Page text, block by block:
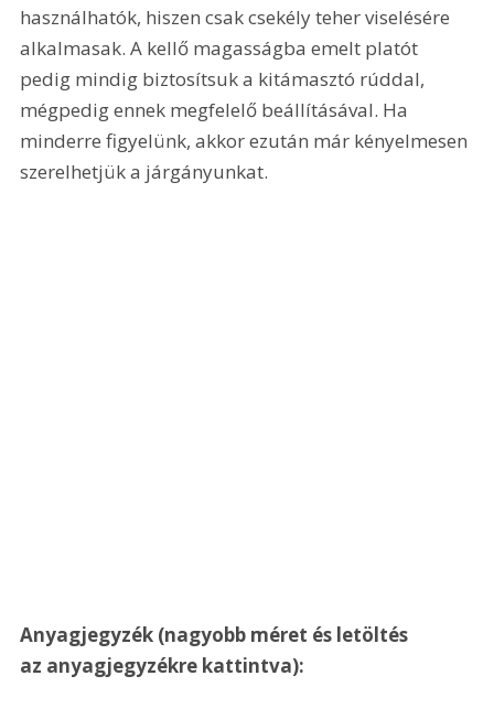
használhatók, hiszen csak csekély teher viselésére
alkalmasak. A kellő magasságba emelt platót
pedig mindig biztosítsuk a kitámasztó rúddal,
mégpedig ennek megfelelő beállításával. Ha
minderre figyelünk, akkor ezután már kényelmesen
szerelhetjük a járgányunkat.
Anyagjegyzék (nagyobb méret és letöltés
az anyagjegyzékre kattintva):